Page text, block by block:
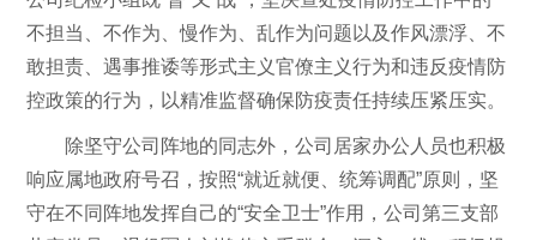
不担当、不作为、慢作为、乱作为问题以及作风漂浮、不
敢担责、遇事推诿等形式主义官僚主义行为和违反疫情防
控政策的行为，以精准监督确保防疫责任持续压紧压实。
除坚守公司阵地的同志外，公司居家办公人员也积极
响应属地政府号召，按照“就近就便、统筹调配”原则，坚
守在不同阵地发挥自己的“安全卫士”作用，公司第三支部